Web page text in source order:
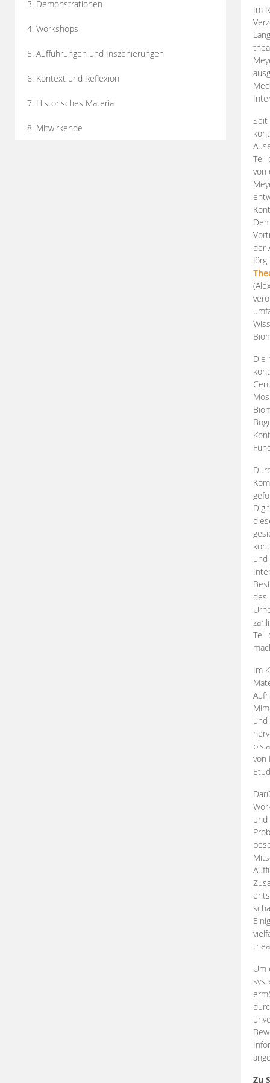
3. Demonstrationen
4. Workshops
5. Aufführungen und Inszenierungen
6. Kontext und Reflexion
7. Historisches Material
8. Mitwirkende
Im
Teil
von
der
Die
des
Teil
Im
und
von
und
Um
Zu